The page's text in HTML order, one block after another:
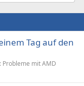
Tag auf den
Probleme mit AMD